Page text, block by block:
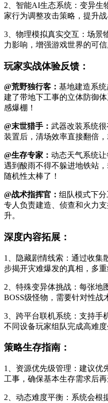
2、智能AI生态系统：变异生
家行为调整攻击策略，提升战
3、物理模拟真实交互：场景
力影响，增强游戏世界的可信
玩家实战体验反馈：
@荒野独行客： 基地建造系
建了带地下工事的立体防御
感爆棚！
@末世猎手： 武器改装系统
装置后，清场效率直接翻倍
@生存专家： 动态天气系统
遇到酸雨不得不躲进地铁站
随机性太棒了！
@战术指挥官： 组队模式下
专人负责建造、侦查和火力
升。
深度内容拓展：
1、隐藏剧情线索：通过收集
步揭开灾难爆发的真相，多
2、特殊变异体挑战：每张地
BOSS级怪物，需要针对性战
3、跨平台联机系统：支持手
不同设备玩家组队完成高难度
策略生存指南：
1、资源优先级管理：建议优
工事，确保基本生存需求后再
2、动态难度平衡：系统会根